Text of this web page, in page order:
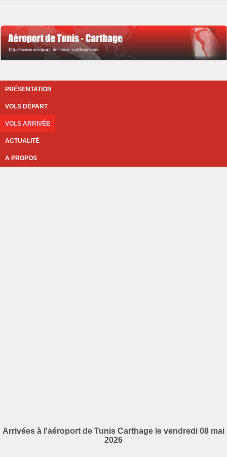
PRÉSENTATION
VOLS DÉPART
VOLS ARRIVÉE
ACTUALITÉ
A PROPOS
Arrivées à l'aéroport de Tunis Carthage le vendredi 08 mai
2026